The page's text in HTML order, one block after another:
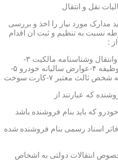
نقل و انتقال
مدارک مورد نیاز را اخذ و بررسی
نسبت به تنظیم و ثبت ان اقدام
:
۱-مدارک مالکیت ۲-تائیدیه نقل وانتقال وشناسنامه مالکیت ۳-
مدارک هویتی وشخصی ونظام وظیفه ۴-عوارض سالیانه خودرو ۵-
که باید بنام فروشنده باشد
اسناد رسمی بنام فروشنده شده
انتقالات دولتی به اشخاص